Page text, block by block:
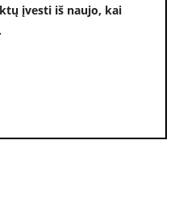
įvesti iš naujo, kai